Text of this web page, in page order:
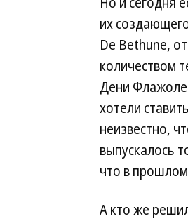
их
De Bethune,
количеством
Дени Флажоле
хотели
неизвестно,
выпускалось
что в
А кто же